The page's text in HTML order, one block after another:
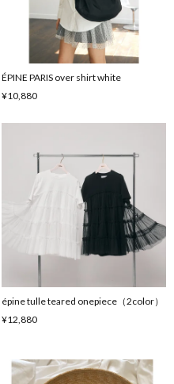
ÉPINE PARIS over shirt white
¥10,880
épine tulle teared onepiece（2color）
¥12,880